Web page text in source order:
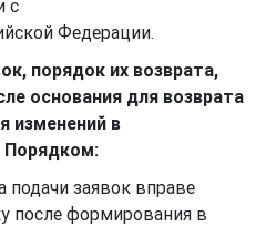
с
Федерации.
порядок их возврата,
основания для возврата
изменений в
Порядком:
подачи заявок вправе
после формирования в